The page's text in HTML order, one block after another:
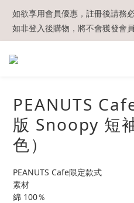
【現貨區】內款式均為在港現貨
貨
如欲享用會員優惠，註冊後請務
如非登入後購物，將不會獲發會
溫馨提示：所有順豐快遞／本地
【現貨區】內款式均為在港現貨
貨
PEANUTS
版 Snoopy 短
色）
PEANUTS Cafe限定款式
素材
綿 100％